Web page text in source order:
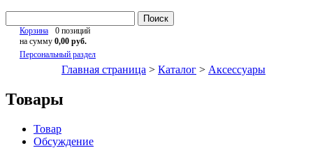
Поиск
Корзина
0 позиций
на сумму 0,00 руб.
Персональный раздел
Главная страница > Каталог > Аксессуары
Товары
Товар
Обсуждение